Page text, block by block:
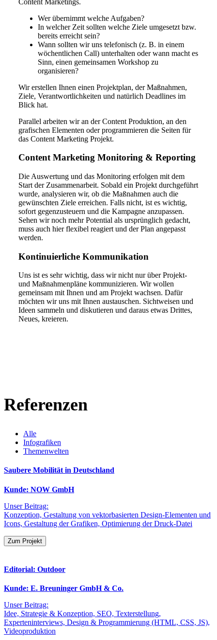
Wer übernimmt welche Aufgaben?
In welcher Zeit sollten welche Ziele umgesetzt bzw.
bereits erreicht sein?
Wann sollten wir uns telefonisch (z. B. in einem
wöchentlichen Call) unterhalten oder wann macht es
Sinn, einen gemeinsamen Workshop zu
organisieren?
Wir erstellen Ihnen einen Projektplan, der Maßnahmen,
Ziele, Verantwortlichkeiten und natürlich Deadlines im
Blick hat.
Parallel arbeiten wir an der Content Produktion, an den
grafischen Elementen oder programmieren die Seiten für
das Content Marketing Projekt.
Content Marketing Monitoring & Reporting
Die Auswertung und das Monitoring erfolgen mit dem
Start der Zusammenarbeit. Sobald ein Projekt durchgeführt
wurde, analysieren wir, ob die Maßnahmen auch die
gewünschten Ziele erreichen. Falls nicht, ist es wichtig,
sofort gegenzusteuern und die Kampagne anzupassen.
Sehen wir noch mehr Potential als ursprünglich gedacht,
muss auch hier flexibel reagiert und der Plan angepasst
werden.
Kontinuierliche Kommunikation
Uns ist es sehr wichtig, dass wir nicht nur über Projekt-
und Maßnahmenpläne kommunizieren. Wir wollen
gemeinsam mit Ihnen und am Projekt wachsen. Dafür
möchten wir uns mit Ihnen austauschen. Sichtweisen und
Ideen sammeln und diskutieren und daraus etwas Drittes,
Neues, kreieren.
Referenzen
Alle
Infografiken
Themenwelten
Saubere Mobilität in Deutschland
Kunde: NOW GmbH
Unser Beitrag:
Konzeption, Gestaltung von vektorbasierten Design-Elementen und
Icons, Gestaltung der Grafiken, Optimierung der Druck-Datei
Zum Projekt
Editorial: Outdoor
Kunde: E. Breuninger GmbH & Co.
Unser Beitrag:
Idee, Strategie & Konzeption, SEO, Texterstellung,
Experteninterviews, Design & Programmierung (HTML, CSS, JS),
Videoproduktion